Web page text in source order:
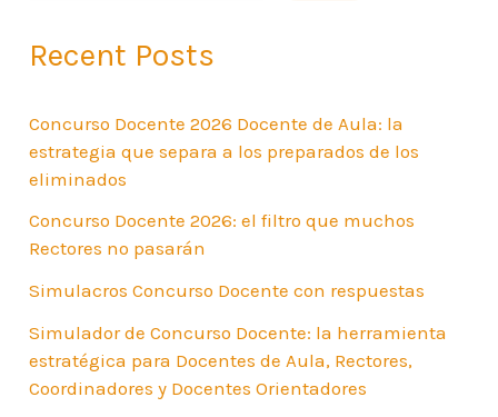
Recent Posts
Concurso Docente 2026 Docente de Aula: la
estrategia que separa a los preparados de los
eliminados
Concurso Docente 2026: el filtro que muchos
Rectores no pasarán
Simulacros Concurso Docente con respuestas
Simulador de Concurso Docente: la herramienta
estratégica para Docentes de Aula, Rectores,
Coordinadores y Docentes Orientadores